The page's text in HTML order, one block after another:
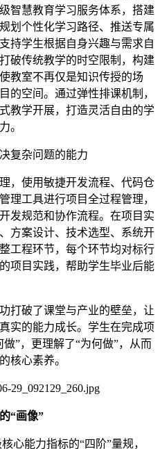
智慧教育学习服务体系，搭建
划个性化学习路径、推送专属
持学生根据自身兴趣与需求自
破传统教学的时空限制，构建
教室不再仅是知识传授的场
的空间。通过弹性排课机制，
教学开展，打造灵活自由的学
。
复杂问题的能力
，使用敏捷开发流程、代码仓
理工具进行项目全过程管理，
发规范和协作流程。在项目实
方案设计、技术选型、系统开
工程环节，每个环节均对标行
项目实践，帮助学生毕业后能
打破了课堂与产业的壁垒，让
实的能力成长。学生在完成项
”，更理解了“为何做”，从而
核心素养。
“画像”
心能力指标的“四阶”量规，